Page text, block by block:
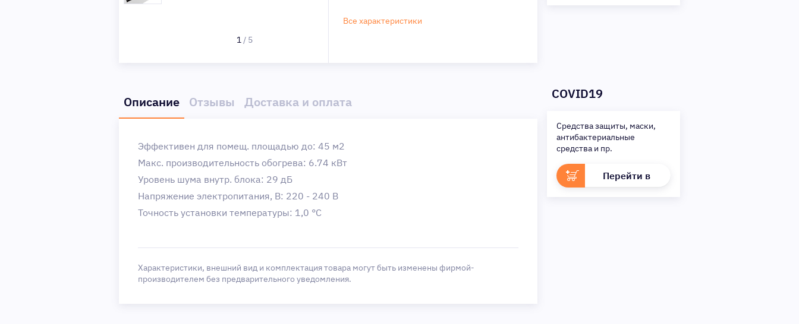
1 / 5
Все характеристики
Получите то, что нужно,
прямо сейчас. Ваше
Сделайте шаг к своей
мечте — мы поможем вам в
этом!
Описание Отзывы Доставка и оплата
Эффективен для помещ. площадью до: 45 м2
Макс. производительность обогрева: 6.74 кВт
Уровень шума внутр. блока: 29 дБ
Напряжение электропитания, В: 220 - 240 В
Точность установки температуры: 1,0 °С
Характеристики, внешний вид и комплектация товара могут быть изменены фирмой-
производителем без предварительного уведомления.
COVID19
Средства защиты, маски,
антибактериальные
средства и пр.
Перейти в